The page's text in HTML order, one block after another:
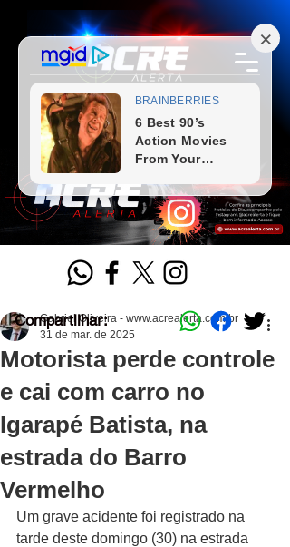
Motorista perde controle
e cai com carro no
Igarapé Batista, na
estrada do Barro
Vermelho
Gabriel Oliveira - www.acrealerta.com.br
31 de mar. de 2025
Um grave acidente foi registrado na
tarde deste domingo (30) na estrada
Compartilhar: